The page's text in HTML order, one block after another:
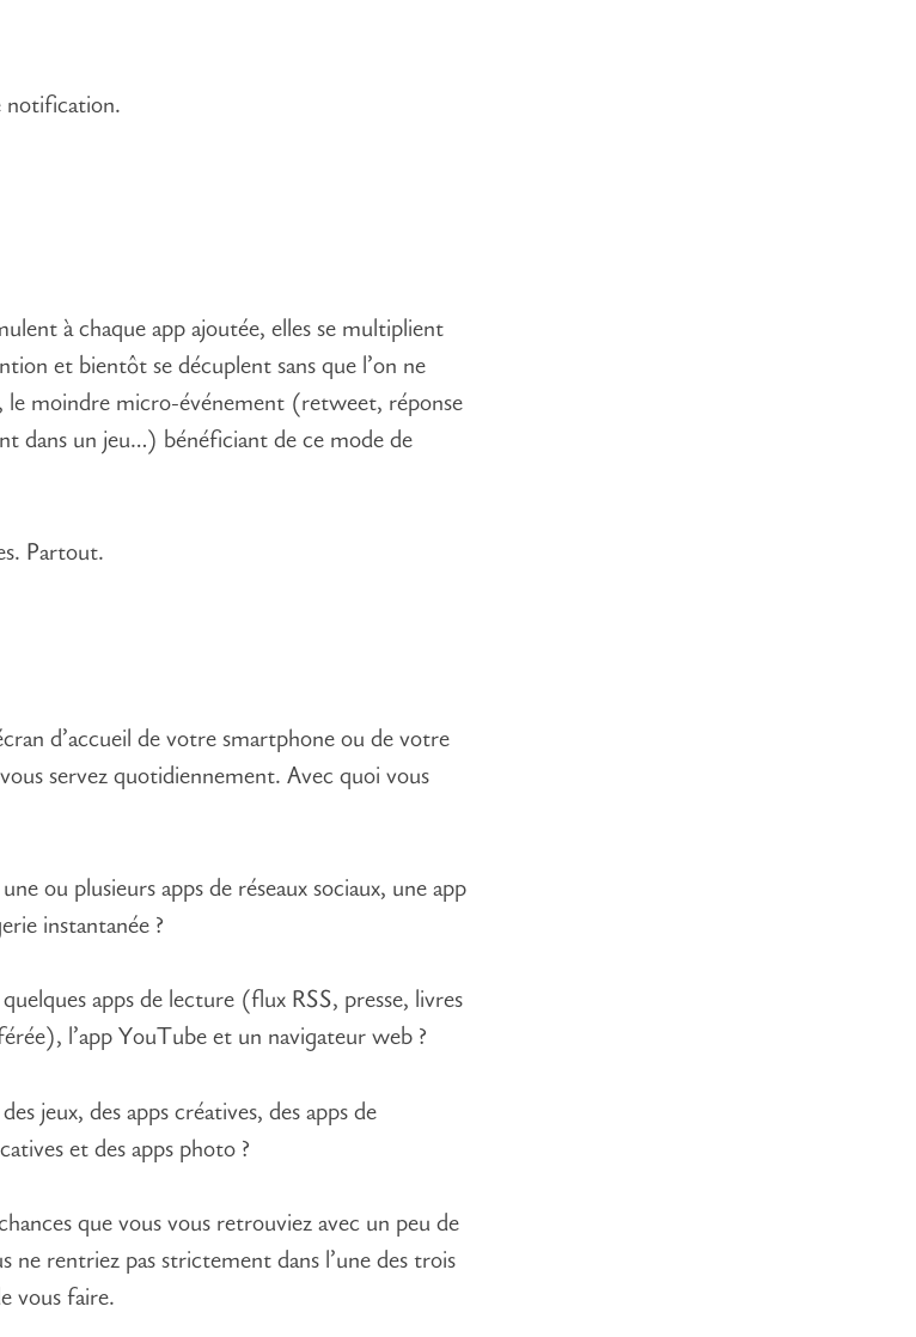
notification.
à chaque app ajoutée, elles se multiplient
et bientôt se décuplent sans que l’on ne
le moindre micro-événement (retweet, réponse
dans un jeu…) bénéficiant de ce mode de
Partout.
d’accueil de votre smartphone ou de votre
servez quotidiennement. Avec quoi vous
ou plusieurs apps de réseaux sociaux, une app
instantanée ?
apps de lecture (flux RSS, presse, livres
l’app YouTube et un navigateur web ?
jeux, des apps créatives, des apps de
et des apps photo ?
que vous vous retrouviez avec un peu de
ne rentriez pas strictement dans l’une des trois
vous faire.